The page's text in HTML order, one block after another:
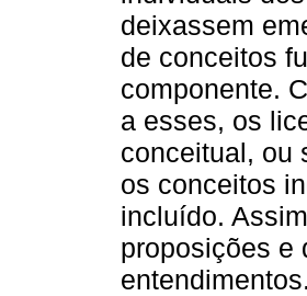
deixassem
de conceitos
componente.
a esses, os
conceitual, ou
os conceitos
incluído.
proposições e
entendimentos.